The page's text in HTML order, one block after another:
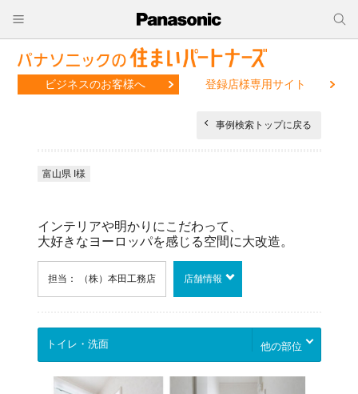
ビジネスのお客様へ 登録店様専用サイト
事例検索トップに戻る
富山県 I様
インテリアや明かりにこだわって、
大好きなヨーロッパを感じる空間に大改造。
担当： （株）本田工務店 店舗情報
他の部位